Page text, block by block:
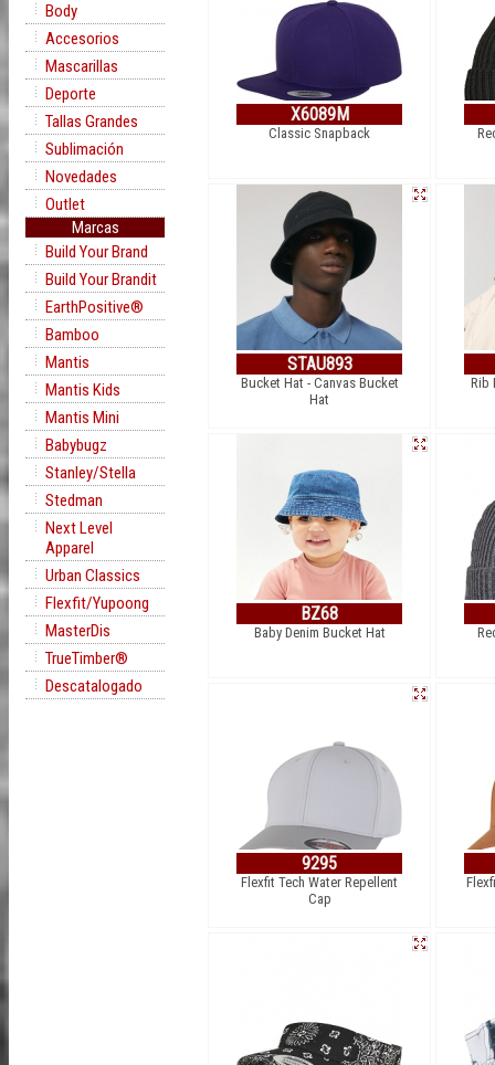
Body
Accesorios
Mascarillas
Deporte
Tallas Grandes
Sublimación
Novedades
Outlet
Marcas
Build Your Brand
Build Your Brandit
EarthPositive®
Bamboo
Mantis
Mantis Kids
Mantis Mini
Babybugz
Stanley/Stella
Stedman
Next Level
Apparel
Urban Classics
Flexfit/Yupoong
MasterDis
TrueTimber®
Descatalogado
X6089M
Classic Snapback
STAU893
Bucket Hat - Canvas Bucket
Hat
Rib
BZ68
Baby Denim Bucket Hat
9295
Flexfit Tech Water Repellent
Cap